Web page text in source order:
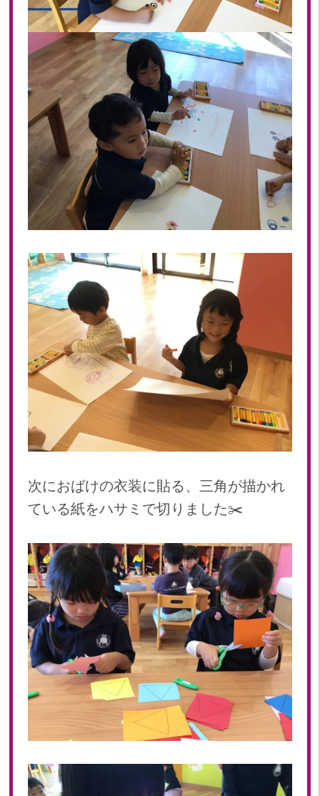
2022年 07月(19)
2022年 06月(22)
2022年 05月(19)
2022年 04月(20)
2022年 03月(4)
次におばけの衣装に貼る、三角が描かれ
ている紙をハサミで切りました✂️